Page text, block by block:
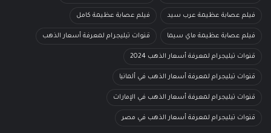
فيلم عصابة عظيمة عرب سيد فيلم عصابة عظيمة كامل
فيلم عصابة عظيمة ماي سيما قنوات تيليجرام لمعرفة أسعار الذهب
قنوات تيليجرام لمعرفة أسعار الذهب 2024
قنوات تيليجرام لمعرفة أسعار الذهب في ألمانيا
قنوات تيليجرام لمعرفة أسعار الذهب في الإمارات
قنوات تيليجرام لمعرفة أسعار الذهب في مصر